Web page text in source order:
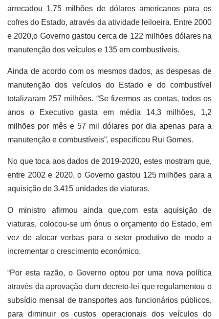
arrecadou 1,75 milhões de dólares americanos para os
cofres do Estado, através da atividade leiloeira. Entre 2000
e 2020,o Governo gastou cerca de 122 milhões dólares na
manutenção dos veículos e 135 em combustíveis.
Ainda de acordo com os mesmos dados, as despesas de
manutenção dos veículos do Estado e do combustível
totalizaram 257 milhões. “Se fizermos as contas, todos os
anos o Executivo gasta em média 14,3 milhões, 1,2
milhões por mês e 57 mil dólares por dia apenas para a
manutenção e combustíveis”, especificou Rui Gomes.
No que toca aos dados de 2019-2020, estes mostram que,
entre 2002 e 2020, o Governo gastou 125 milhões para a
aquisição de 3.415 unidades de viaturas.
O ministro afirmou ainda que,com esta aquisição de
viaturas, colocou-se um ónus o orçamento do Estado, em
vez de alocar verbas para o setor produtivo de modo a
incrementar o crescimento económico.
“Por esta razão, o Governo optou por uma nova política
através da aprovação dum decreto-lei que regulamentou o
subsídio mensal de transportes aos funcionários públicos,
para diminuir os custos operacionais dos veículos do